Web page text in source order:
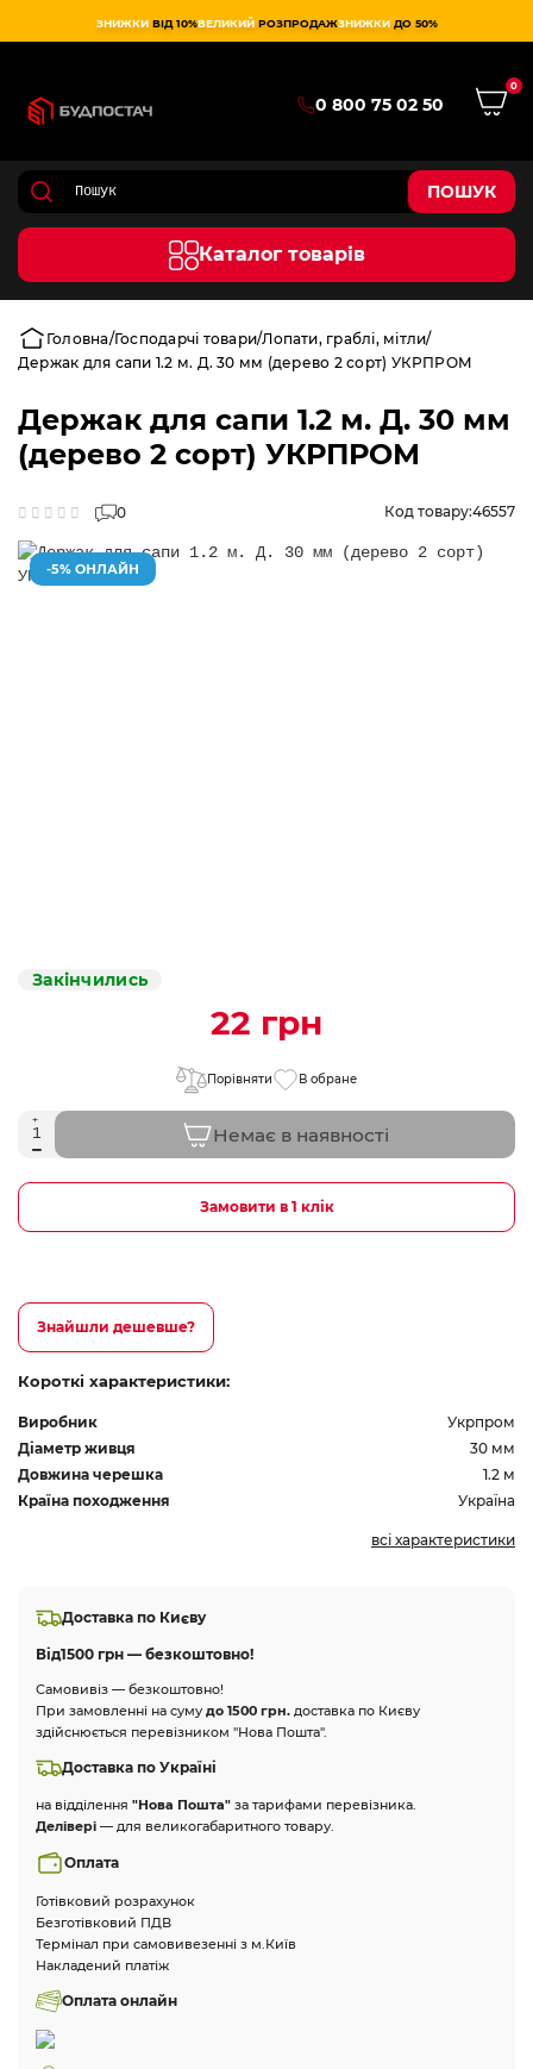
ЗНИЖКИ ВІД 10%ВЕЛИКИЙ РОЗПРОДАЖЗНИЖКИ ДО 50%
0 800 75 02 50
0
ПОШУК
Каталог товарів
Головна Господарчі товари Лопати, граблі, мітли
Держак для сапи 1.2 м. Д. 30 мм (дерево 2 сорт) УКРПРОМ
Держак для сапи 1.2 м. Д. 30 мм
(дерево 2 сорт) УКРПРОМ
0 Код товару:46557
-5% ОНЛАЙН
Закінчились
22 грн
Порівняти В обране
Немає в наявності
Замовити в 1 клік
Знайшли дешевше?
Короткі характеристики:
Виробник
Укрпром
Діаметр живця
30 мм
Довжина черешка
1.2 м
Країна походження
Україна
всі характеристики
Доставка по Києву
Від1500 грн — безкоштовно!
Самовивіз — безкоштовно!
При замовленні на суму до 1500 грн. доставка по Києву
здійснюється перевізником "Нова Пошта".
Доставка по Україні
на відділення "Нова Пошта" за тарифами перевізника.
Делівері — для великогабаритного товару.
Оплата
Готівковий розрахунок
Безготівковий ПДВ
Термінал при самовивезенні з м.Київ
Накладений платіж
Оплата онлайн